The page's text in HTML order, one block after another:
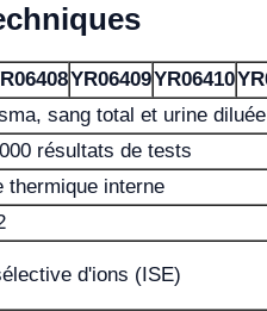
YR06409YR06410
sang total et urine diluée
résultats de tests
thermique interne
d'ions (ISE)